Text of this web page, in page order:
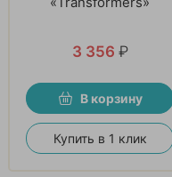
3 356 ₽
В корзину
Купить в 1 клик